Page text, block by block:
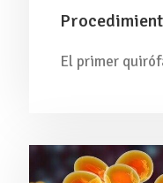
El primer